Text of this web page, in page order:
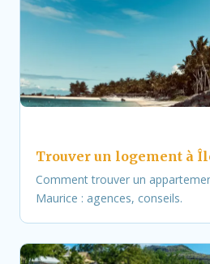
Trouver un logement à
Comment trouver un
Maurice : agences, conseils.